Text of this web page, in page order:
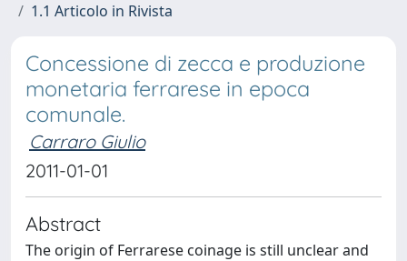
1.1 Articolo in Rivista
Concessione di zecca e produzione
monetaria ferrarese in epoca
comunale.
Carraro Giulio
2011-01-01
Abstract
The origin of Ferrarese coinage is still unclear and